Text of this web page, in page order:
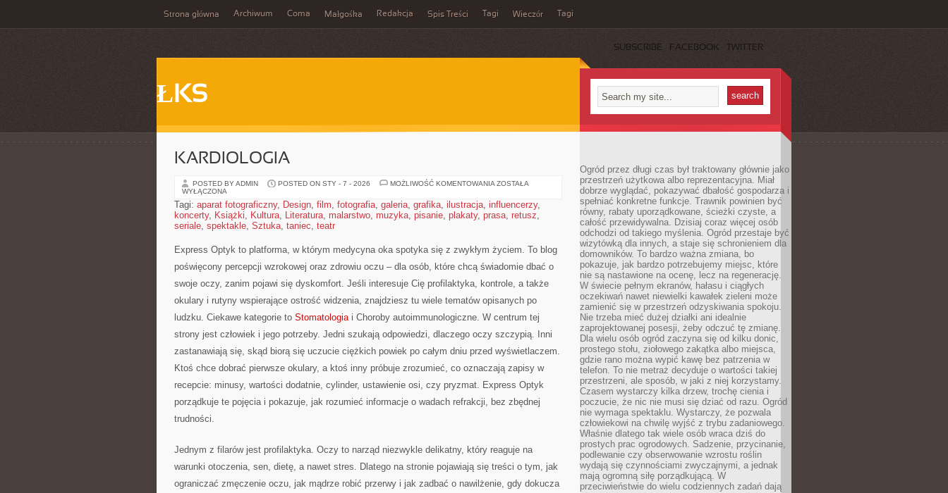
Strona główna Archiwum Coma Małgośka Redakcja Spis Treści Tagi Wieczór Tagi
SUBSCRIBE FACEBOOK TWITTER
ŁKS
KARDIOLOGIA
POSTED BY ADMIN POSTED ON STY - 7 - 2026 MOŻLIWOŚĆ KOMENTOWANIA KARDIOLOGIA
ZOSTAŁA
WYŁĄCZONA
Tagi: aparat fotograficzny, Design, film, fotografia, galeria, grafika, ilustracja, influencerzy,
koncerty, Książki, Kultura, Literatura, malarstwo, muzyka, pisanie, plakaty, prasa, retusz,
seriale, spektakle, Sztuka, taniec, teatr
Express Optyk to platforma, w którym medycyna oka spotyka się z zwykłym życiem. To blog
poświęcony percepcji wzrokowej oraz zdrowiu oczu – dla osób, które chcą świadomie dbać o
swoje oczy, zanim pojawi się dyskomfort. Jeśli interesuje Cię profilaktyka, kontrole, a także
okulary i rutyny wspierające ostrość widzenia, znajdziesz tu wiele tematów opisanych po
ludzku. Ciekawe kategorie to Stomatologiai Choroby autoimmunologiczne. W centrum tej
strony jest człowiek i jego potrzeby. Jedni szukają odpowiedzi, dlaczego oczy szczypią. Inni
zastanawiają się, skąd biorą się uczucie ciężkich powiek po całym dniu przed wyświetlaczem.
Ktoś chce dobrać pierwsze okulary, a ktoś inny próbuje zrozumieć, co oznaczają zapisy w
recepcie: minusy, wartości dodatnie, cylinder, ustawienie osi, czy pryzmat. Express Optyk
porządkuje te pojęcia i pokazuje, jak rozumieć informacje o wadach refrakcji, bez zbędnej
trudności.
Jednym z filarów jest profilaktyka. Oczy to narząd niezwykle delikatny, który reaguje na
warunki otoczenia, sen, dietę, a nawet stres. Dlatego na stronie pojawiają się treści o tym, jak
ograniczać zmęczenie oczu, jak mądrze robić przerwy i jak zadbać o nawilżenie, gdy dokucza
Ogród przez długi czas był traktowany głównie jako
przestrzeń użytkowa albo reprezentacyjna. Miał
dobrze wyglądać, pokazywać dbałość gospodarza i
spełniać konkretne funkcje. Trawnik powinien być
równy, rabaty uporządkowane, ścieżki czyste, a
całość przewidywalna. Dzisiaj coraz więcej osób
odchodzi od takiego myślenia. Ogród przestaje być
wizytówką dla innych, a staje się schronieniem dla
domowników. To bardzo ważna zmiana, bo
pokazuje, jak bardzo potrzebujemy miejsc, które
nie są nastawione na ocenę, lecz na regenerację.
W świecie pełnym ekranów, hałasu i ciągłych
oczekiwań nawet niewielki kawałek zieleni może
zamienić się w przestrzeń odzyskiwania spokoju.
Nie trzeba mieć dużej działki ani idealnie
zaprojektowanej posesji, żeby odczuć tę zmianę.
Dla wielu osób ogród zaczyna się od kilku donic,
prostego stołu, ziołowego zakątka albo miejsca,
gdzie rano można wypić kawę bez patrzenia w
telefon. To nie metraż decyduje o wartości takiej
przestrzeni, ale sposób, w jaki z niej korzystamy.
Czasem wystarczy kilka drzew, trochę cienia i
poczucie, że nic nie musi się dziać od razu. Ogród
nie wymaga spektaklu. Wystarczy, że pozwala
człowiekowi na chwilę wyjść z trybu zadaniowego.
Właśnie dlatego tak wiele osób wraca dziś do
prostych prac ogrodowych. Sadzenie, przycinanie,
podlewanie czy obserwowanie wzrostu roślin
wydają się czynnościami zwyczajnymi, a jednak
mają ogromną siłę porządkującą. W
przeciwieństwie do wielu codziennych zadań dają